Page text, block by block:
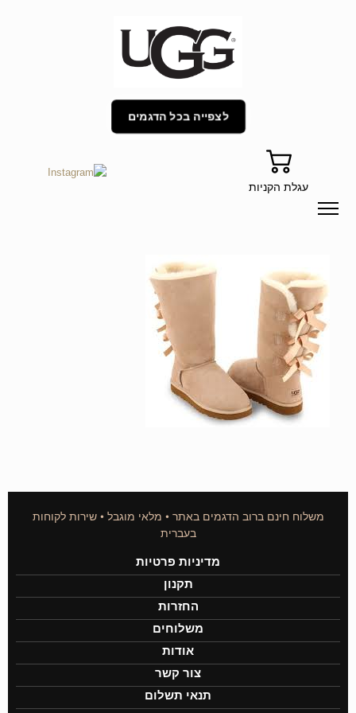
לצפייה בכל הדגמים
עגלת הקניות
משלוח חינם ברוב הדגמים באתר • מלאי מוגבל • שירות לקוחות
בעברית
מדיניות פרטיות
תקנון
החזרות
משלוחים
אודות
צור קשר
תנאי תשלום